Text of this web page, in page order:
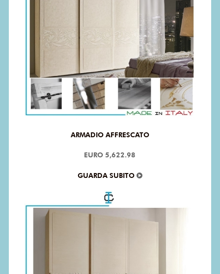
ARMADIO AFFRESCATO
EURO 5,622.98
GUARDA SUBITO